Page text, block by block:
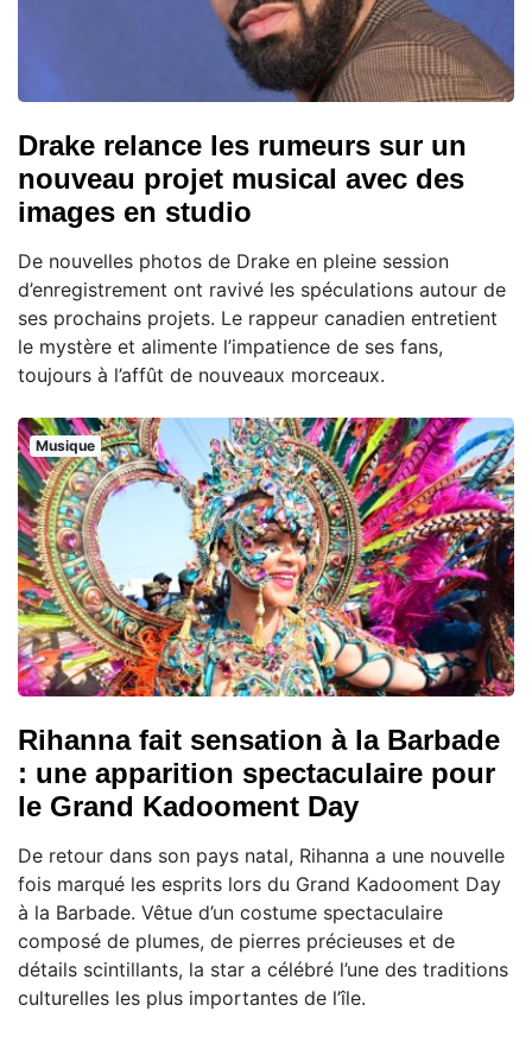
Drake relance les rumeurs sur un
nouveau projet musical avec des
images en studio
De nouvelles photos de Drake en pleine session
d’enregistrement ont ravivé les spéculations autour de
ses prochains projets. Le rappeur canadien entretient
le mystère et alimente l’impatience de ses fans,
toujours à l’affût de nouveaux morceaux.
Musique
Rihanna fait sensation à la Barbade
: une apparition spectaculaire pour
le Grand Kadooment Day
De retour dans son pays natal, Rihanna a une nouvelle
fois marqué les esprits lors du Grand Kadooment Day
à la Barbade. Vêtue d’un costume spectaculaire
composé de plumes, de pierres précieuses et de
détails scintillants, la star a célébré l’une des traditions
culturelles les plus importantes de l’île.